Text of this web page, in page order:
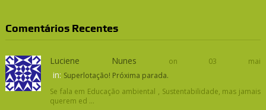
Comentários Recentes
Luciene Nunes on 03 mai
in: Superlotação! Próxima parada.
Se fala em Educação ambiental , Sustentabilidade, mas jamais
querem ed ...